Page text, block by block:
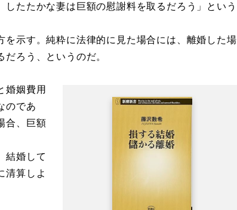
たたかな妻は巨額の慰謝料を取るだろう」という
を示す。純粋に法律的に見た場合には、離婚した場
ろう、というのだ。
婚姻費用
のであ
合、巨額
結婚して
清算しよ